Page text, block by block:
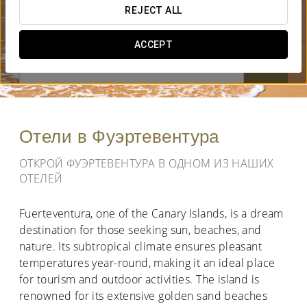
REJECT ALL
ACCEPT
Отели в Фуэртевентура
ОТКРОЙ ФУЭРТЕВЕНТУРА В ОДНОМ ИЗ НАШИХ
ОТЕЛЕЙ
Fuerteventura, one of the Canary Islands, is a dream
destination for those seeking sun, beaches, and
nature. Its subtropical climate ensures pleasant
temperatures year-round, making it an ideal place
for tourism and outdoor activities. The island is
renowned for its extensive golden sand beaches